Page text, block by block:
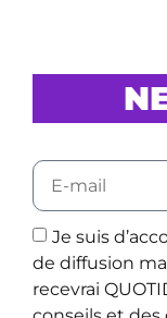
Je suis
de diffusion
recevrai